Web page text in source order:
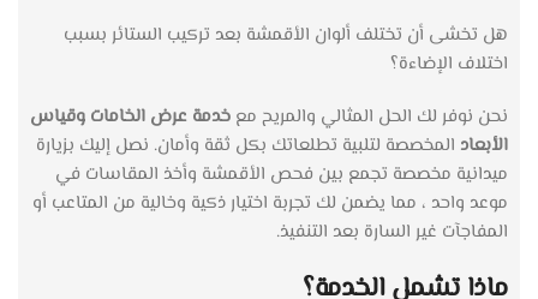
هل تخشى أن تختلف ألوان الأقمشة بعد تركيب الستائر بسبب
اختلاف الإضاءة؟
نحن نوفر لك الحل المثالي والمريح مع خدمة عرض الخامات وقياس
الأبعاد المخصصة لتلبية تطلعاتك بكل ثقة وأمان. نصل إليك بزيارة
ميدانية مخصصة تجمع بين فحص الأقمشة وأخذ المقاسات في
موعد واحد ، مما يضمن لك تجربة اختيار ذكية وخالية من المتاعب أو
المفاجآت غير السارة بعد التنفيذ.
ماذا تشمل الخدمة؟